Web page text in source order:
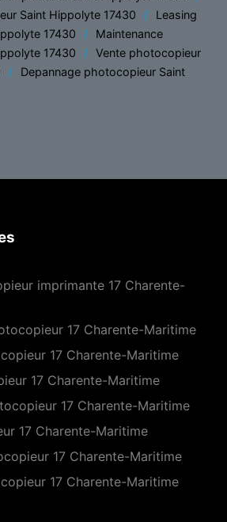
Saint Hippolyte 17430
Leasing
17430
Maintenance
17430
Vente photocopieur
Depannage photocopieur Saint
imprimante 17 Charente-
17 Charente-Maritime
17 Charente-Maritime
17 Charente-Maritime
17 Charente-Maritime
17 Charente-Maritime
17 Charente-Maritime
17 Charente-Maritime